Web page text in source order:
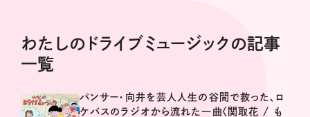
わたしのドライブミュージックの記事
一覧
パンサー・向井を芸人人生の谷間で救った、ロ
ケバスのラジオから流れた一曲〈関取花 / も